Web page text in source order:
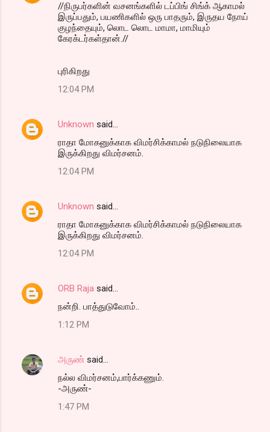
//நிருபர்களின் வசனங்களில் டப்பிங் சிங்க் ஆகாமல்
இருப்பதும், பயணிகளில் ஒரு பாதரும், இருதய நோய்
குழந்தையும், லொட லொட மாமா, மாமியும்
கேரக்டர்கள்தான்.//
புரிகிறது
12:04 PM
Unknown said…
ராதா மோகனுக்காக விமர்சிக்காமல் நடுநிலையாக
இருக்கிறது விமர்சனம்.
12:04 PM
Unknown said…
ராதா மோகனுக்காக விமர்சிக்காமல் நடுநிலையாக
இருக்கிறது விமர்சனம்.
12:04 PM
ORB Raja said…
நன்றி. பாத்துடுவோம்..
1:12 PM
அருண் said…
நல்ல விமர்சனம்,பார்க்கணும்.
-அருண்-
1:47 PM